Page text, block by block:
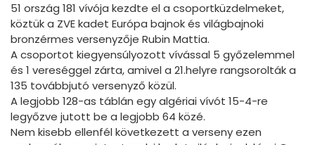
51 ország 181 vívója kezdte el a csoportküzdelmeket,
köztük a ZVE kadet Európa bajnok és világbajnoki
bronzérmes versenyzője Rubin Mattia.
A csoportot kiegyensúlyozott vívással 5 győzelemmel
és 1 vereséggel zárta, amivel a 21.helyre rangsorolták a
135 továbbjutó versenyző közül.
A legjobb 128-as táblán egy algériai vívót 15-4-re
legyőzve jutott be a legjobb 64 közé.
Nem kisebb ellenfél következett a verseny ezen